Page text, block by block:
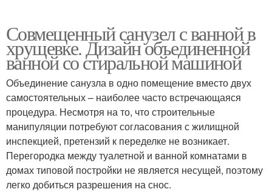
Совмещенный санузел с ванной в
хрущевке. Дизайн объединенной
ванной со стиральной машиной
Объединение санузла в одно помещение вместо двух
самостоятельных – наиболее часто встречающаяся
процедура. Несмотря на то, что строительные
манипуляции потребуют согласования с жилищной
инспекцией, претензий к переделке не возникает.
Перегородка между туалетной и ванной комнатами в
домах типовой постройки не является несущей, поэтому
легко добиться разрешения на снос.